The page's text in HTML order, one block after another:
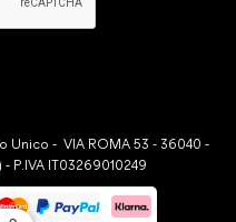
Unico - VIA ROMA 53 - 36040 -
- P.IVA IT03269010249